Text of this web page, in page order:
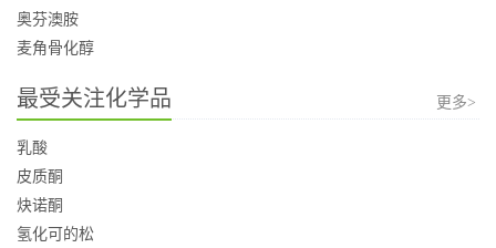
奥芬澳胺
麦角骨化醇
最受关注化学品 更多>
乳酸
皮质酮
炔诺酮
氢化可的松